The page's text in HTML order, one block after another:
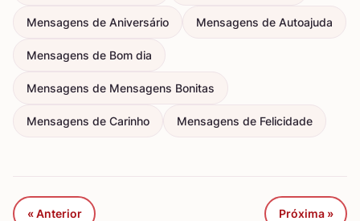
Mensagens de Aniversário Mensagens de Autoajuda
Mensagens de Bom dia
Mensagens de Mensagens Bonitas
Mensagens de Carinho Mensagens de Felicidade
« Anterior Próxima »